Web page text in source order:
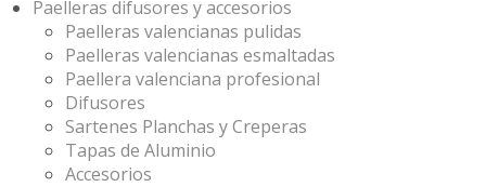
Paelleras difusores y accesorios
Paelleras valencianas pulidas
Paelleras valencianas esmaltadas
Paellera valenciana profesional
Difusores
Sartenes Planchas y Creperas
Tapas de Aluminio
Accesorios